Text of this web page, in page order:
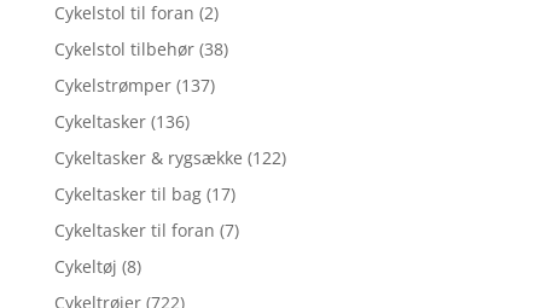
Cykelstol til foran (2)
Cykelstol tilbehør (38)
Cykelstrømper (137)
Cykeltasker (136)
Cykeltasker & rygsække (122)
Cykeltasker til bag (17)
Cykeltasker til foran (7)
Cykeltøj (8)
Cykeltrøjer (722)